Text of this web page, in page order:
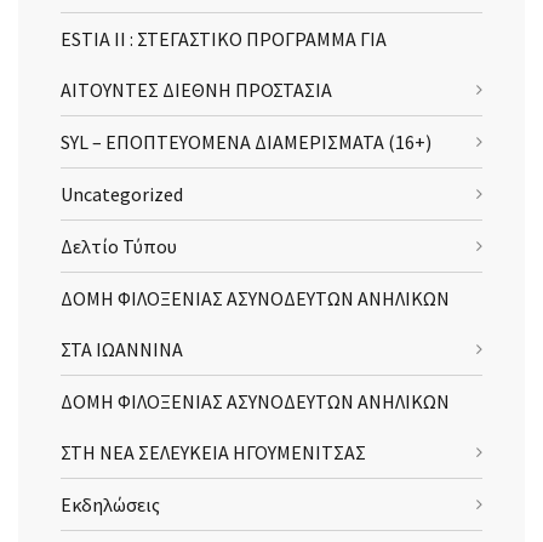
ESTIA II : ΣΤΕΓΑΣΤΙΚΟ ΠΡΟΓΡΑΜΜΑ ΓΙΑ
ΑΙΤΟΥΝΤΕΣ ΔΙΕΘΝΗ ΠΡΟΣΤΑΣΙΑ
SYL – ΕΠΟΠΤΕΥΟΜΕΝΑ ΔΙΑΜΕΡΙΣΜΑΤΑ (16+)
Uncategorized
Δελτίο Τύπου
ΔΟΜΗ ΦΙΛΟΞΕΝΙΑΣ ΑΣΥΝΟΔΕΥΤΩΝ ΑΝΗΛΙΚΩΝ
ΣΤΑ ΙΩΑΝΝΙΝΑ
ΔΟΜΗ ΦΙΛΟΞΕΝΙΑΣ ΑΣΥΝΟΔΕΥΤΩΝ ΑΝΗΛΙΚΩΝ
ΣΤΗ ΝΕΑ ΣΕΛΕΥΚΕΙΑ ΗΓΟΥΜΕΝΙΤΣΑΣ
Εκδηλώσεις